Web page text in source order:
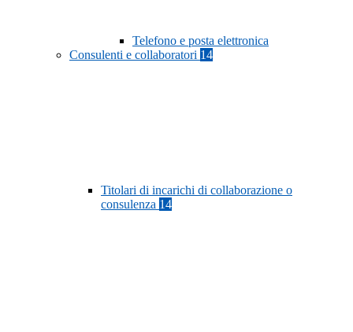
Telefono e posta elettronica
Consulenti e collaboratori 14
Titolari di incarichi di collaborazione o
consulenza 14